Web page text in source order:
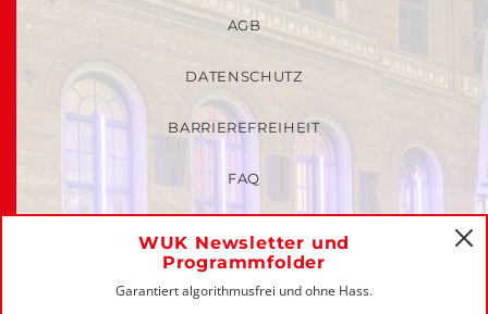
WUK Newsletter und
Programmfolder
Garantiert algorithmusfrei und ohne Hass.
AGB
DATENSCHUTZ
BARRIEREFREIHEIT
FAQ